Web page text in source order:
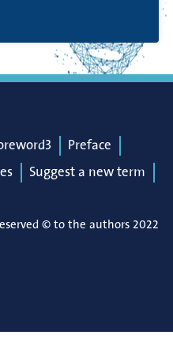
Preface
Suggest a new term
© to the authors 2022